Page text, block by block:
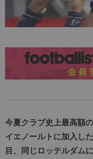
今夏クラブ史上最高額
イエノールトに加入し
目、同じロッテルダム